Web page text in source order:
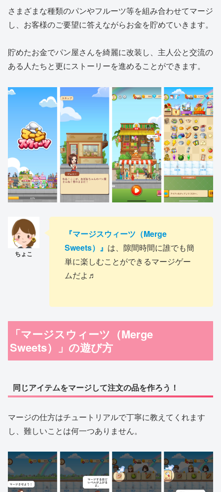
さまざまな種類のパンやフルーツ等を組み合わせてマージ
し、お客様のご要望に答えながらお金を貯めていきます。
貯めたお金でパン屋さんを綺麗に改装し、主人公と交流の
ある人たちと更にストーリーを進めることができます。
『マージスウィーツ（Merge
Sweets）』 は、隙間時間に誰でも簡
単に楽しむことができるマージゲー
ムだよ♬
「マージスウィーツ（Merge
Sweets）」の遊び方
同じアイテムをマージして注文の品を作ろう！
マージの仕方はチュートリアルで丁寧に教えてくれます
し、難しいことは何一つありません。